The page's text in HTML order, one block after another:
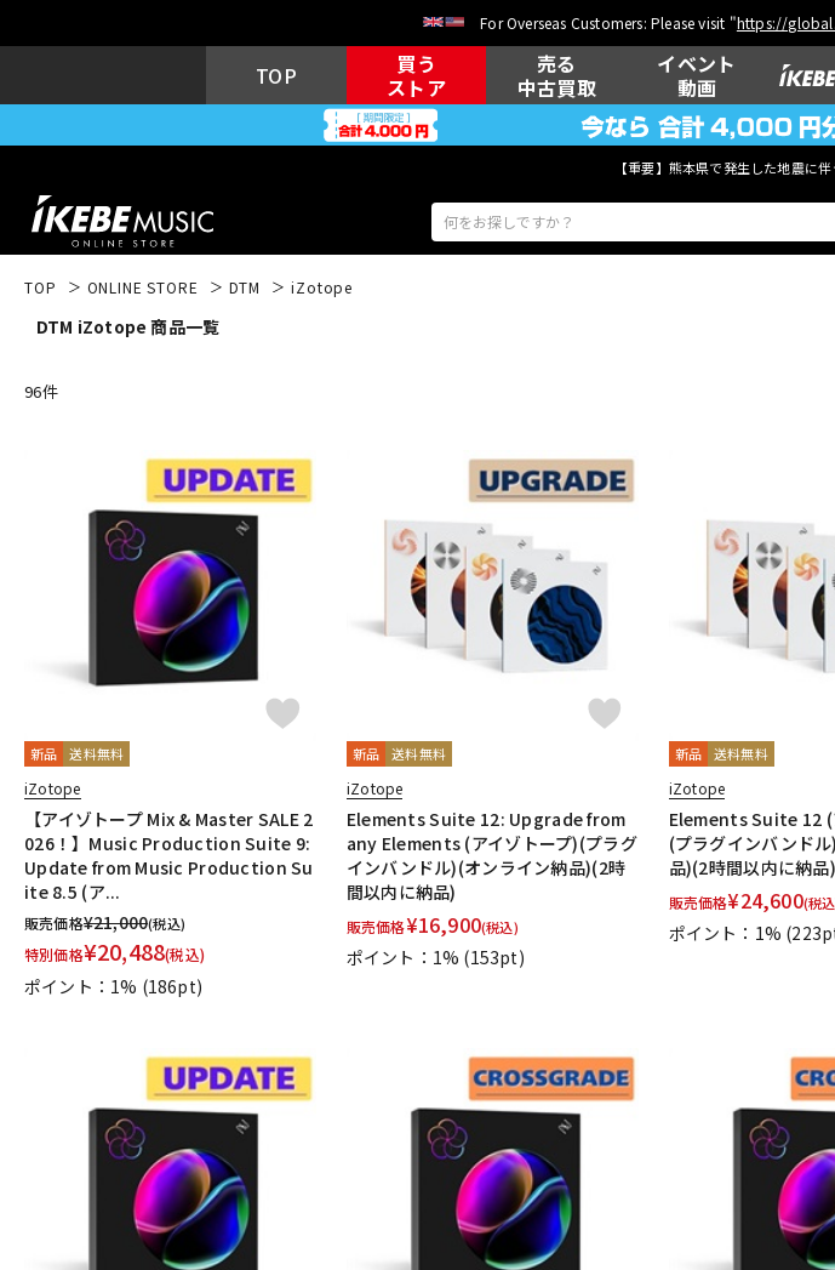
For Overseas Customers: Please visit "https://
TOP
買う
ストア
売る
中古買取
イベント
動画
【重要】熊本県で発生した地震に
キーボード 電子ピアノ
DJ機器 DTM DTM オンラ
イン納品
中古 ヴィンテージ
TOP ONLINE STORE DTM iZotope
DTM iZotope 商品一覧
96件
新品 送料無料
iZotope
【アイゾトープ Mix & Master SALE 2
026！】Music Production Suite 9:
Update from Music Production Su
ite 8.5 (ア...
販売価格¥21,000(税込)
特別価格¥20,488(税込)
ポイント：1% (186pt)
新品 送料無料
iZotope
Elements Suite 12: Upgrade from
any Elements (アイゾトープ)(プラグ
インバンドル)(オンライン納品)(2時
間以内に納品)
販売価格¥16,900(税込)
ポイント：1% (153pt)
新品 送料無料
iZotope
Elements Suite 12 (
(プラグインバンド
品)(2時間以内に納品)
販売価格¥24,600(税
ポイント：1%